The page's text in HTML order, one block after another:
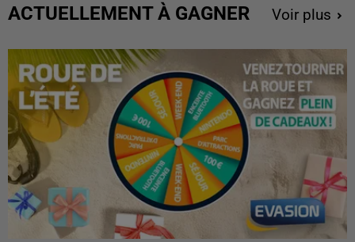
ACTUELLEMENT À GAGNER Voir plus